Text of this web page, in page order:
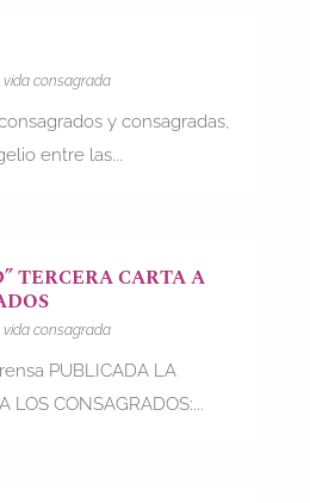
vida consagrada
y consagradas,
entre las...
TERCERA CARTA A
vida consagrada
PUBLICADA LA
LOS CONSAGRADOS:...